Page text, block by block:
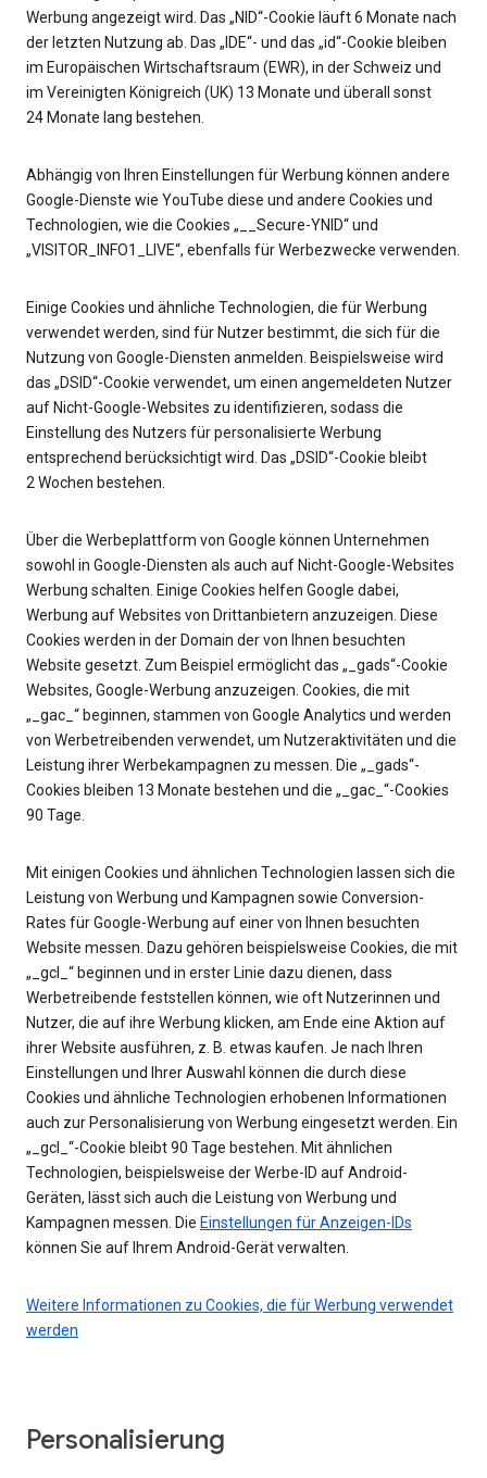
Werbung angezeigt wird. Das „NID“-Cookie läuft 6 Monate nach
der letzten Nutzung ab. Das „IDE“- und das „id“-Cookie bleiben
im Europäischen Wirtschaftsraum (EWR), in der Schweiz und
im Vereinigten Königreich (UK) 13 Monate und überall sonst
24 Monate lang bestehen.
Abhängig von Ihren Einstellungen für Werbung können andere
Google-Dienste wie YouTube diese und andere Cookies und
Technologien, wie die Cookies „__Secure-YNID“ und
„VISITOR_INFO1_LIVE“, ebenfalls für Werbezwecke verwenden.
Einige Cookies und ähnliche Technologien, die für Werbung
verwendet werden, sind für Nutzer bestimmt, die sich für die
Nutzung von Google-Diensten anmelden. Beispielsweise wird
das „DSID“-Cookie verwendet, um einen angemeldeten Nutzer
auf Nicht-Google-Websites zu identifizieren, sodass die
Einstellung des Nutzers für personalisierte Werbung
entsprechend berücksichtigt wird. Das „DSID“-Cookie bleibt
2 Wochen bestehen.
Über die Werbeplattform von Google können Unternehmen
sowohl in Google-Diensten als auch auf Nicht-Google-Websites
Werbung schalten. Einige Cookies helfen Google dabei,
Werbung auf Websites von Drittanbietern anzuzeigen. Diese
Cookies werden in der Domain der von Ihnen besuchten
Website gesetzt. Zum Beispiel ermöglicht das „_gads“-Cookie
Websites, Google-Werbung anzuzeigen. Cookies, die mit
„_gac_“ beginnen, stammen von Google Analytics und werden
von Werbetreibenden verwendet, um Nutzeraktivitäten und die
Leistung ihrer Werbekampagnen zu messen. Die „_gads“-
Cookies bleiben 13 Monate bestehen und die „_gac_“-Cookies
90 Tage.
Mit einigen Cookies und ähnlichen Technologien lassen sich die
Leistung von Werbung und Kampagnen sowie Conversion-
Rates für Google-Werbung auf einer von Ihnen besuchten
Website messen. Dazu gehören beispielsweise Cookies, die mit
„_gcl_“ beginnen und in erster Linie dazu dienen, dass
Werbetreibende feststellen können, wie oft Nutzerinnen und
Nutzer, die auf ihre Werbung klicken, am Ende eine Aktion auf
ihrer Website ausführen, z. B. etwas kaufen. Je nach Ihren
Einstellungen und Ihrer Auswahl können die durch diese
Cookies und ähnliche Technologien erhobenen Informationen
auch zur Personalisierung von Werbung eingesetzt werden. Ein
„_gcl_“-Cookie bleibt 90 Tage bestehen. Mit ähnlichen
Technologien, beispielsweise der Werbe-ID auf Android-
Geräten, lässt sich auch die Leistung von Werbung und
Kampagnen messen. Die Einstellungen für Anzeigen-IDs
können Sie auf Ihrem Android-Gerät verwalten.
Weitere Informationen zu Cookies, die für Werbung verwendet
werden
Personalisierung